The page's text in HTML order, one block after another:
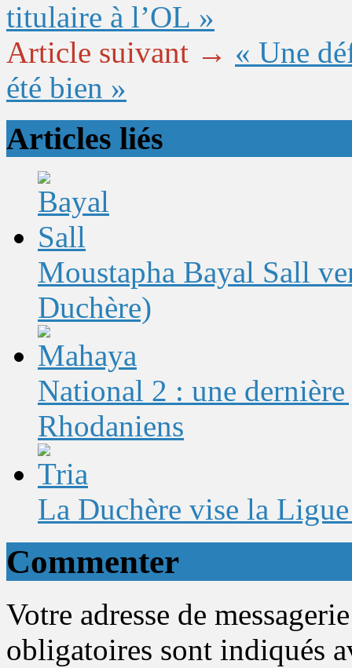
titulaire à l’OL »
Article suivant → « Une
été bien »
Articles liés
Moustapha Bayal Sall
Duchère)
National 2 : une
Rhodaniens
La Duchère vise la
Commenter
Votre adresse de
obligatoires sont indiqués